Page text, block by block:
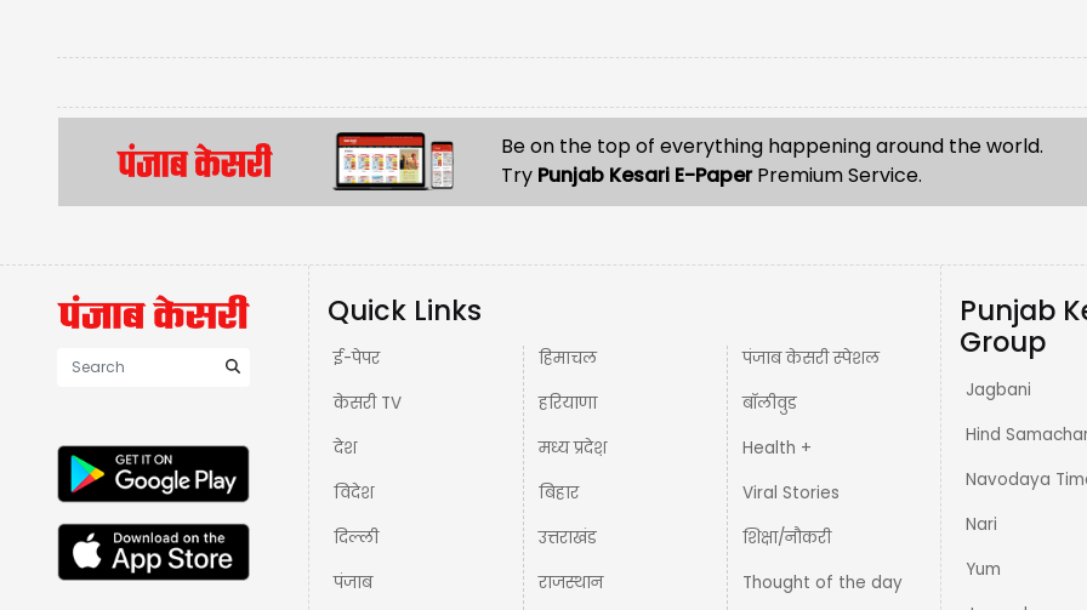
Be on the top of everything happening around the world.
Try Punjab Kesari E-PaperPremium Service.
Quick Links
ई-पेपर
केसरी TV
देश
विदेश
दिल्ली
पंजाब
हिमाचल
हरियाणा
मध्य प्रदेश़
बिहार
उत्तराखंड
राजस्थान
पंजाब केसरी स्पेशल
बॉलीवुड
Health +
Viral Stories
शिक्षा/नौकरी
Thought of the day
Punjab
Group
Jagbani
Hind
Navodaya
Nari
Yum